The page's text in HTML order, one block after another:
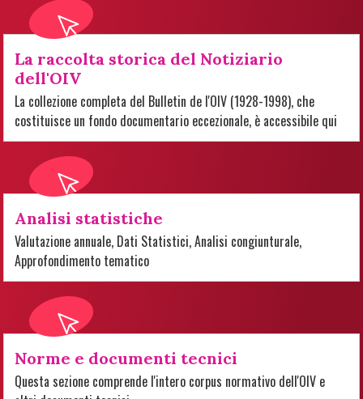
La raccolta storica del Notiziario
dell'OIV
La collezione completa del Bulletin de l'OIV (1928-1998), che
costituisce un fondo documentario eccezionale, è accessibile qui
Analisi statistiche
Valutazione annuale, Dati Statistici, Analisi congiunturale,
Approfondimento tematico
Norme e documenti tecnici
Questa sezione comprende l'intero corpus normativo dell'OIV e